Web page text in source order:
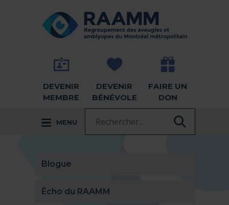
RETOUR À LA PAGE D'ACCUEIL -
DEVENIR
MEMBRE
DEVENIR
BÉNÉVOLE
FAIRE UN
DON
MENU
Blogue
Écho du RAAMM